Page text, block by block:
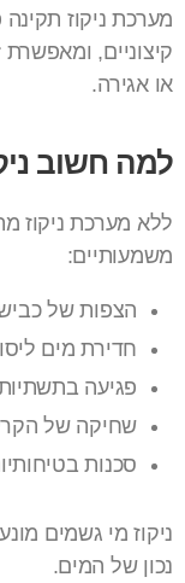
מערכת ניקוז
קיצוניים,
או אגירה.
למה חשוב
ללא מערכת ניקוז
משמעותיים:
הצפות של
חדירת מים
פגיעה
שחיקה של
סכנות
ניקוז מי גשמים
נכון של המים.